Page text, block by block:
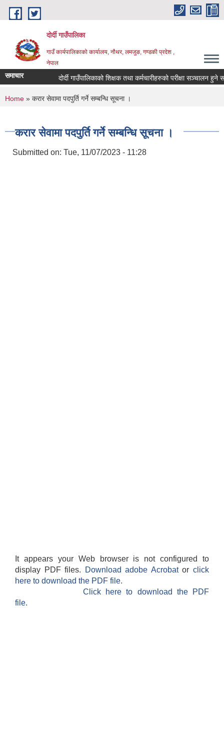
Skip to main content
दोर्दी गाउँपालिका
गाउँ कार्यपालिकाको कार्यालय, नौथर, लमजुङ, गण्डकी प्रदेश ,
नेपाल
समाचार दोर्दी गाउँपालिकाको शिक्षक तथा कर्मचारीहरुको परीक्षा सञ्चालन हुने
You are here
Home » करार सेवामा पदपुर्ति गर्ने सम्बन्धि सूचना ।
करार सेवामा पदपुर्ति गर्ने सम्बन्धि सूचना ।
Submitted on: Tue, 11/07/2023 - 11:28
It appears your Web browser is not configured to
display PDF files.
Download adobe Acrobatorclick
here to download the PDF file.
Click here to download the PDF
file.